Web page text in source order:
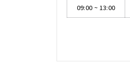
09:00 ~ 13:00